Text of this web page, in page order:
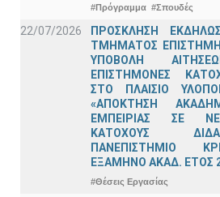
#Πρόγραμμα #Σπουδές
22/07/2026
ΠΡΟΣΚΛΗΣΗ
ΤΜΗΜΑΤΟΣ
ΥΠΟΒΟΛΗ
ΕΠΙΣΤΗΜΟΝΕΣ
ΣΤΟ ΠΛΑΙΣΙΟ
«ΑΠΟΚΤΗΣΗ
ΕΜΠΕΙΡΙΑΣ ΣΕ
ΚΑΤΟΧΟΥΣ
ΠΑΝΕΠΙΣΤΗΜΙΟ
ΕΞΑΜΗΝΟ ΑΚΑΔ. ΕΤΟΣ
#Θέσεις Εργασίας